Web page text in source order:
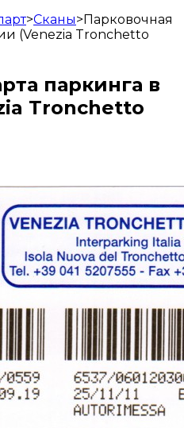
>Сканы>Парковочная
(Venezia Tronchetto
паркинга в
Tronchetto